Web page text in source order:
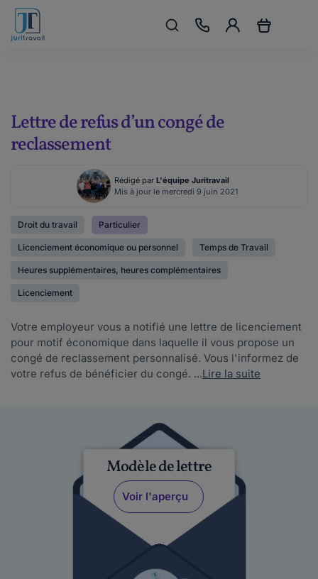
Modèle de lettre
Voir l'aperçu
Lettre de refus d’un congé de
reclassement
Rédigé par L'équipe Juritravail
Mis à jour le mercredi 9 juin 2021
Droit du travail Particulier
Licenciement économique ou personnel Temps de Travail
Heures supplémentaires, heures complémentaires
Licenciement
Votre employeur vous a notifié une lettre de licenciement
pour motif économique dans laquelle il vous propose un
congé de reclassement personnalisé. Vous l'informez de
votre refus de bénéficier du congé. ...Lire la suite